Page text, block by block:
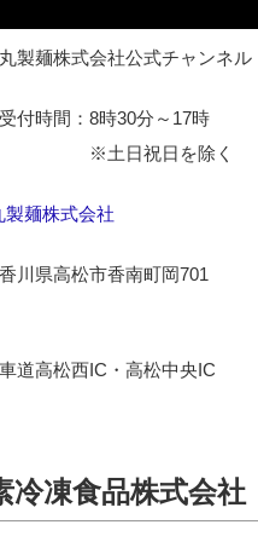
製麺株式会社公式チャンネル
付時間：8時30分～17時
祝日を除く
製麺株式会社
川県高松市香南町岡701
道高松西IC・高松中央IC
冷凍食品株式会